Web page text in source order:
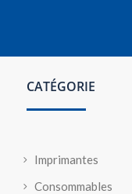
CATÉGORIE
Imprimantes
Consommables